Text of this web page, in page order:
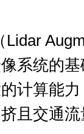
Lidar
系统的
计算能
且交通